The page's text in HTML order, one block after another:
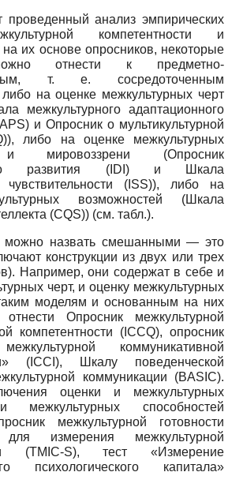
проведенный анализ эмпирических
компетентности и
их основе опросников, некоторые
отнести к предметно-
т. е. сосредоточенным
либо на оценке межкультурных черт
межкультурного адаптационного
и Опросник о мультикультурной
либо на оценке межкультурных
мировоззрени (Опросник
развития (IDI) и Шкала
чувствительности (ISS)), либо на
возможностей (Шкала
(CQS)) (см. табл.).
можно назвать смешанными — это
конструкции из двух или трех
Например, они содержат в себе и
черт, и оценку межкультурных
моделям и основанным на них
Опросник межкультурной
компетентности (ICСQ), опросник
коммуникативной
(ICCI), Шкалу поведенческой
коммуникации (BASIC).
оценки и межкультурных
межкультурных способностей
межкультурной готовности
измерения межкультурной
(TMIC-S), тест «Измерение
психологического капитала»